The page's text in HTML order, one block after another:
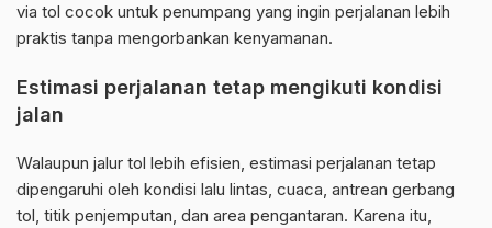
via tol cocok untuk penumpang yang ingin perjalanan lebih
praktis tanpa mengorbankan kenyamanan.
Estimasi perjalanan tetap mengikuti kondisi
jalan
Walaupun jalur tol lebih efisien, estimasi perjalanan tetap
dipengaruhi oleh kondisi lalu lintas, cuaca, antrean gerbang
tol, titik penjemputan, dan area pengantaran. Karena itu,